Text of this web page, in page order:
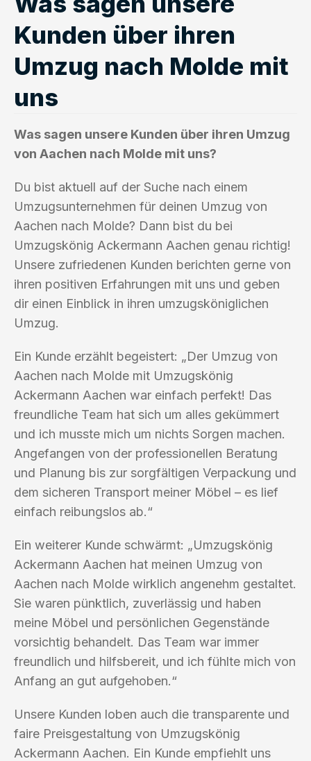
Kunden über ihren
Umzug nach Molde mit
uns
Was sagen unsere Kunden über ihren Umzug
von Aachen nach Molde mit uns?
Du bist aktuell auf der Suche nach einem
Umzugsunternehmen für deinen Umzug von
Aachen nach Molde? Dann bist du bei
Umzugskönig Ackermann Aachen genau richtig!
Unsere zufriedenen Kunden berichten gerne von
ihren positiven Erfahrungen mit uns und geben
dir einen Einblick in ihren umzugsköniglichen
Umzug.
Ein Kunde erzählt begeistert: „Der Umzug von
Aachen nach Molde mit Umzugskönig
Ackermann Aachen war einfach perfekt! Das
freundliche Team hat sich um alles gekümmert
und ich musste mich um nichts Sorgen machen.
Angefangen von der professionellen Beratung
und Planung bis zur sorgfältigen Verpackung und
dem sicheren Transport meiner Möbel – es lief
einfach reibungslos ab.“
Ein weiterer Kunde schwärmt: „Umzugskönig
Ackermann Aachen hat meinen Umzug von
Aachen nach Molde wirklich angenehm gestaltet.
Sie waren pünktlich, zuverlässig und haben
meine Möbel und persönlichen Gegenstände
vorsichtig behandelt. Das Team war immer
freundlich und hilfsbereit, und ich fühlte mich von
Anfang an gut aufgehoben.“
Unsere Kunden loben auch die transparente und
faire Preisgestaltung von Umzugskönig
Ackermann Aachen. Ein Kunde empfiehlt uns